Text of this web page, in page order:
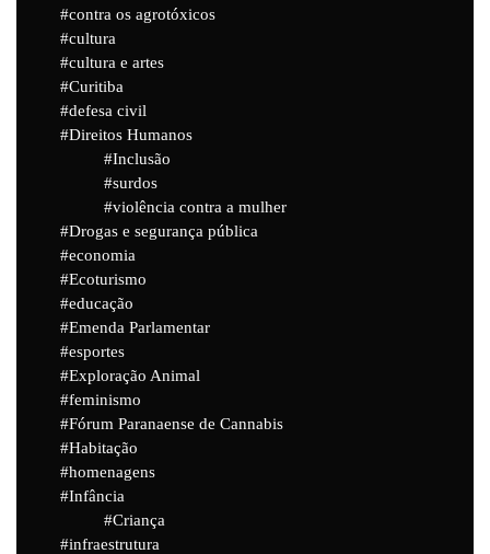
contra os agrotóxicos
cultura
cultura e artes
Curitiba
defesa civil
Direitos Humanos
Inclusão
surdos
violência contra a mulher
Drogas e segurança pública
economia
Ecoturismo
educação
Emenda Parlamentar
esportes
Exploração Animal
feminismo
Fórum Paranaense de Cannabis
Habitação
homenagens
Infância
Criança
infraestrutura